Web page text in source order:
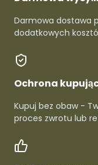
Darmowa dostawa
dodatkowych
Ochrona
Kupuj bez obaw -
proces zwrotu lub